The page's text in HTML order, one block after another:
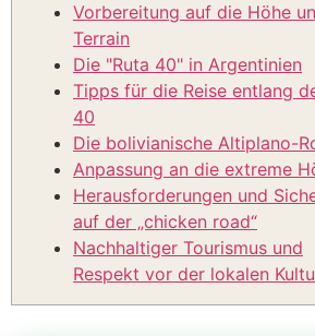
Vorbereitung auf die Höhe
Terrain
Die "Ruta 40" in Argentinien
Tipps für die Reise entlang
40
Die bolivianische Altiplano-
Anpassung an die extreme
Herausforderungen und
auf der „chicken road“
Nachhaltiger Tourismus und
Respekt vor der lokalen